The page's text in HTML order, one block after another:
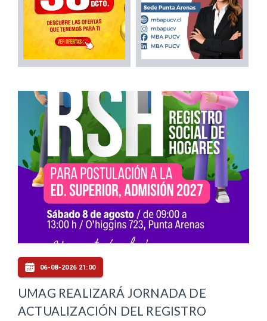
06-08-2026 21:00
UMAG REALIZARÁ JORNADA DE
ACTUALIZACIÓN DEL REGISTRO